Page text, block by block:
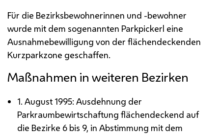
Für die Bezirksbewohnerinnen und -bewohner
wurde mit dem sogenannten Parkpickerl eine
Ausnahmebewilligung von der flächendeckenden
Kurzparkzone geschaffen.
Maßnahmen in weiteren Bezirken
1. August 1995: Ausdehnung der
Parkraumbewirtschaftung flächendeckend auf
die Bezirke 6 bis 9, in Abstimmung mit dem